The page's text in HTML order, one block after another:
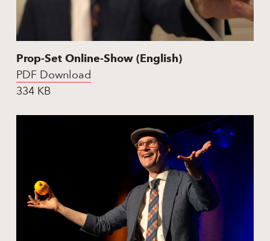
Prop-Set Online-Show (English)
PDF Download
334 KB